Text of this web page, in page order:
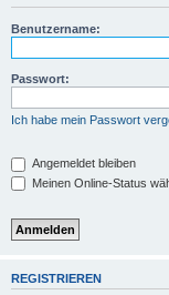
Benutzername:
Passwort:
Ich habe mein Passwort
Angemeldet bleiben
Meinen Online-Status
REGISTRIEREN